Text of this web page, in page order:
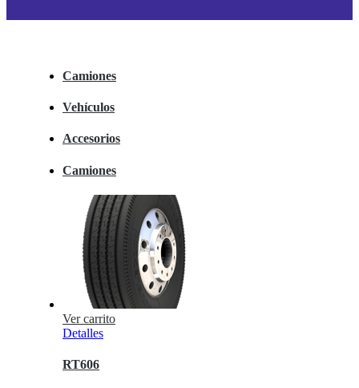
Camiones
Vehículos
Accesorios
Camiones
Ver carrito
Detalles
RT606